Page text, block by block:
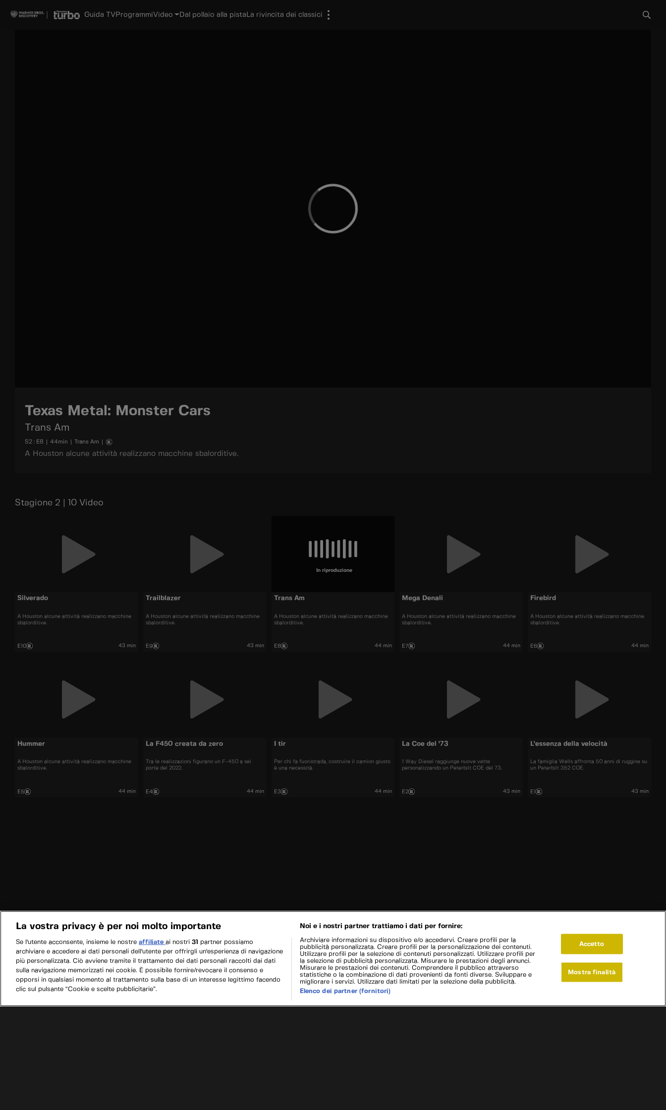
Guida TV ProgrammiVideo Dal pollaio alla pista La rivincita dei classici
Texas Metal: Monster Cars
Trans Am
S2 : E8 44min Trans Am
A Houston alcune attività realizzano macchine sbalorditive.
Stagione 2 | 10 Video
Silverado
A Houston alcune attività realizzano macchine
sbalorditive.
E10 43 min
Trailblazer
A Houston alcune attività realizzano macchine
sbalorditive.
E9 43 min
In riproduzione
Trans Am
A Houston alcune attività realizzano macchine
sbalorditive.
E8 44 min
Mega Denali
A Houston alcune attività realizzano macchine
sbalorditive.
E7 44 min
Firebird
A Houston alcune attività realizzano macchine
sbalorditive.
E6 44 min
Hummer
A Houston alcune attività realizzano macchine
sbalorditive.
E5 44 min
La F450 creata da zero
Tra le realizzazioni figurano un F-450 a sei
porte del 2022.
E4 44 min
I tir
Per chi fa fuoristrada, costruire il camion giusto
è una necessità.
E3 44 min
La Coe del '73
1 Way Diesel raggiunge nuove vette
personalizzando un Peterbilt COE del 73.
E2 43 min
L'essenza della velocità
La famiglia Wells affronta 50 anni di ruggine su
un Peterbilt 352 COE.
E1 43 min
La vostra privacy è per noi molto importante
Se l'utente acconsente, insieme le nostre affiliate ai nostri 31
partner possiamo
archiviare e accedere ai dati personali dell'utente per offrirgli un'esperienza di navigazione
più personalizzata. Ciò avviene tramite il trattamento dei dati personali raccolti dai dati
sulla navigazione memorizzati nei cookie. È possibile fornire/revocare il consenso e
opporsi in qualsiasi momento al trattamento sulla base di un interesse legittimo facendo
clic sul pulsante “Cookie e scelte pubblicitarie”.
Noi e i nostri partner trattiamo i dati per fornire:
Archiviare informazioni su dispositivo e/o accedervi. Creare profili per la
pubblicità personalizzata. Creare profili per la personalizzazione dei contenuti.
Utilizzare profili per la selezione di contenuti personalizzati. Utilizzare profili per
la selezione di pubblicità personalizzata. Misurare le prestazioni degli annunci.
Misurare le prestazioni dei contenuti. Comprendere il pubblico attraverso
statistiche o la combinazione di dati provenienti da fonti diverse. Sviluppare e
migliorare i servizi. Utilizzare dati limitati per la selezione della pubblicità.
Elenco dei partner (fornitori)
Accetto
Mostra finalità